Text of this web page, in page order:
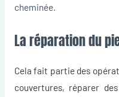
cheminée.
La réparation du
Cela fait partie des
couvertures, réparer